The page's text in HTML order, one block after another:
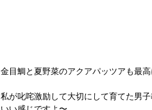
金目鯛と夏野菜のアクアパッツアも最高
私が叱咤激励して大切にして育てた男子